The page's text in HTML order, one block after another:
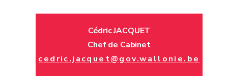
Cédric JACQUET
Chef de Cabinet
cedric.jacquet@gov.wallonie.be